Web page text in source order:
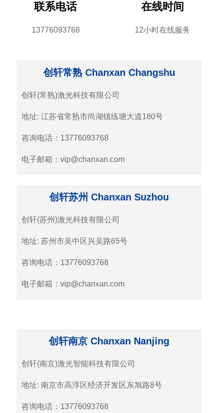
联系电话
13776093768
在线时间
12小时在线服务
创轩常熟 Chanxan Changshu
创轩(常熟)激光科技有限公司
地址: 江苏省常熟市尚湖镇练塘大道180号
咨询电话：13776093768
电子邮箱：vip@chanxan.com
创轩苏州 Chanxan Suzhou
创轩(苏州)激光科技有限公司
地址: 苏州市吴中区兴吴路65号
咨询电话：13776093768
电子邮箱：vip@chanxan.com
创轩南京 Chanxan Nanjing
创轩(南京)激光智能科技有限公司
地址: 南京市高淳区经济开发区东旭路8号
咨询电话：13776093768